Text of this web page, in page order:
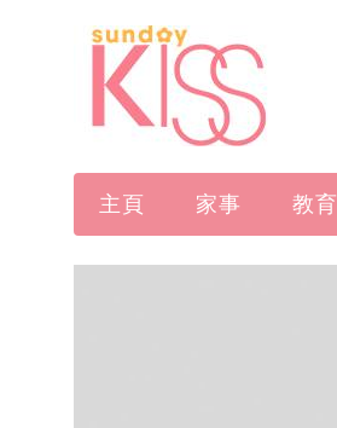
主頁 家事 教育